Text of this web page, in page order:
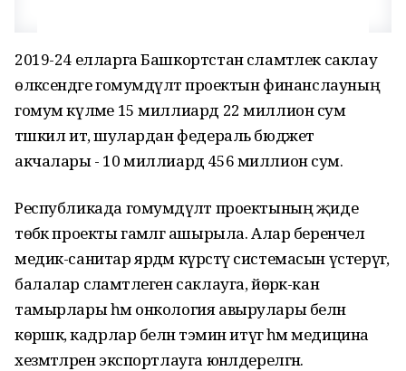
2019-24 елларга Башкортстан сәламәтлек саклау
өлкәсендәге гомумдәүләт проектын финанслауның
гомум күләме 15 миллиард 22 миллион сум
тәшкил итә, шулардан федераль бюджет
акчалары - 10 миллиард 456 миллион сум.
Республикада гомумдәүләт проектының җиде
төбәк проекты гамәлгә ашырыла. Алар беренчел
медик-санитар ярдәм күрсәтү системасын үстерүгә,
балалар сәламәтлеген саклауга, йөрәк-кан
тамырлары һәм онкология авырулары белән
көрәшкә, кадрлар белән тәэмин итүгә һәм медицина
хезмәтләрен экспортлауга юнәлдерелгән.